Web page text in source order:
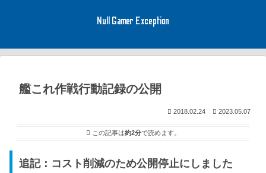
Null Gamer Exception
艦これ作戦行動記録の公開
2018.02.24 2023.05.07
この記事は約2分で読めます。
追記：コスト削減のため公開停止にしました